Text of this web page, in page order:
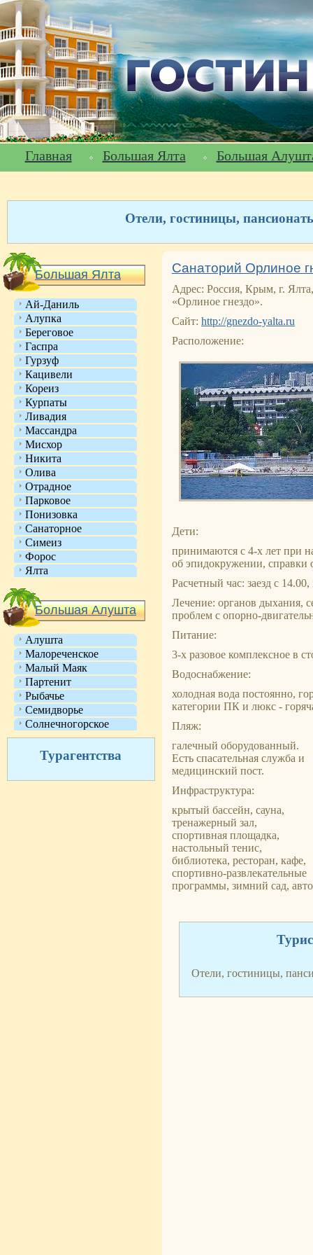
Главная Большая Ялта Большая
Отели, гостиницы,
Большая Ялта
Ай-Даниль
Алупка
Береговое
Гаспра
Гурзуф
Кацивели
Кореиз
Курпаты
Ливадия
Массандра
Мисхор
Никита
Олива
Отрадное
Парковое
Понизовка
Санаторное
Симеиз
Форос
Ялта
Большая Алушта
Алушта
Малореченское
Малый Маяк
Партенит
Рыбачье
Семидворье
Солнечногорское
Турагентства
Санаторий Орлиное
Адрес: Россия, Крым, г.
«Орлиное гнездо».
Сайт: http://gnezdo-yalta.ru
Расположение:
Дети:
принимаются с 4-х лет при
об эпидокружении, справки
Расчетный час: заезд с
Лечение: органов дыхания,
проблем с опорно-
Питание:
3-х разовое комплексное в
Водоснабжение:
холодная вода постоянно,
категории ПК и люкс -
Пляж:
галечный оборудованный.
Есть спасательная служба и
медицинский пост.
Инфраструктура:
крытый бассейн, сауна,
тренажерный зал,
спортивная площадка,
настольный тенис,
библиотека, ресторан, кафе,
спортивно-развлекательные
программы, зимний сад,
Отели, гостиницы,